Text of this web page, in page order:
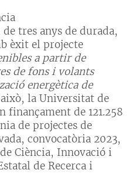
de tres anys de durada,
èxit el projecte
a partir de
de fons i volants
energètica de
la Universitat de
finançament de 121.258
de projectes de
convocatòria 2023,
Ciència, Innovació i
de Recerca i